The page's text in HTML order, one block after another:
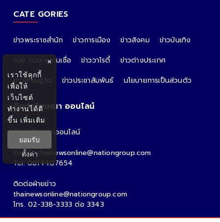
CATE GORIES
ข่าวพระราชสำนัก ข่าวการเมือง ข่าวสังคม
ข่าวบันเทิง
หวย ดวง ความเชื่อ
ข่าววาไรตี้
ข่าวต่างประเทศ
ข่าวเศรษฐกิจ
ข่าวประชาสัมพันธ์ นโยบายการเป็นส่วนตัว
ติดต่อโฆษณา ออนไลน์
ติดต่อโฆษณาออนไลน์
คุณอ้อ
Email : thainewsonline@nationgroup.com
Tel: 0814407654
ติดต่อฝ่ายข่าว
thainewsonline@nationgroup.com
โทร. 02-338-3333 ต่อ 3343
×
เราใช้คุกกี้
เพื่อให้
เว็บไซต์
ทำงานได้ดี
ขึ้น เพิ่มเติม
ยอมรับ
ตั้งค่า